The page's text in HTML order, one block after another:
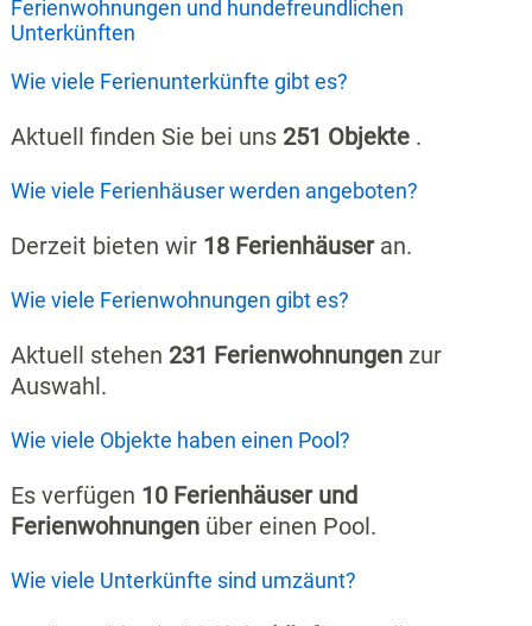
Ferienwohnungen und hundefreundlichen
Unterkünften
Wie viele Ferienunterkünfte gibt es?
Aktuell finden Sie bei uns 251 Objekte .
Wie viele Ferienhäuser werden angeboten?
Derzeit bieten wir 18 Ferienhäuser an.
Wie viele Ferienwohnungen gibt es?
Aktuell stehen 231 Ferienwohnungen zur
Auswahl.
Wie viele Objekte haben einen Pool?
Es verfügen 10 Ferienhäuser und
Ferienwohnungen über einen Pool.
Wie viele Unterkünfte sind umzäunt?